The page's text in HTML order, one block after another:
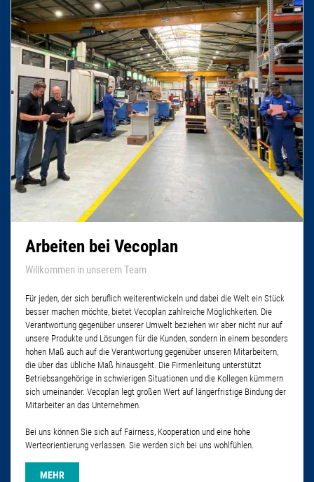
Arbeiten bei Vecoplan
Willkommen in unserem Team
Für jeden, der sich beruflich weiterentwickeln und dabei die Welt ein Stück
besser machen möchte, bietet Vecoplan zahlreiche Möglichkeiten. Die
Verantwortung gegenüber unserer Umwelt beziehen wir aber nicht nur auf
unsere Produkte und Lösungen für die Kunden, sondern in einem besonders
hohen Maß auch auf die Verantwortung gegenüber unseren Mitarbeitern,
die über das übliche Maß hinausgeht. Die Firmenleitung unterstützt
Betriebsangehörige in schwierigen Situationen und die Kollegen kümmern
sich umeinander. Vecoplan legt großen Wert auf längerfristige Bindung der
Mitarbeiter an das Unternehmen.
Bei uns können Sie sich auf Fairness, Kooperation und eine hohe
Werteorientierung verlassen. Sie werden sich bei uns wohlfühlen.
MEHR